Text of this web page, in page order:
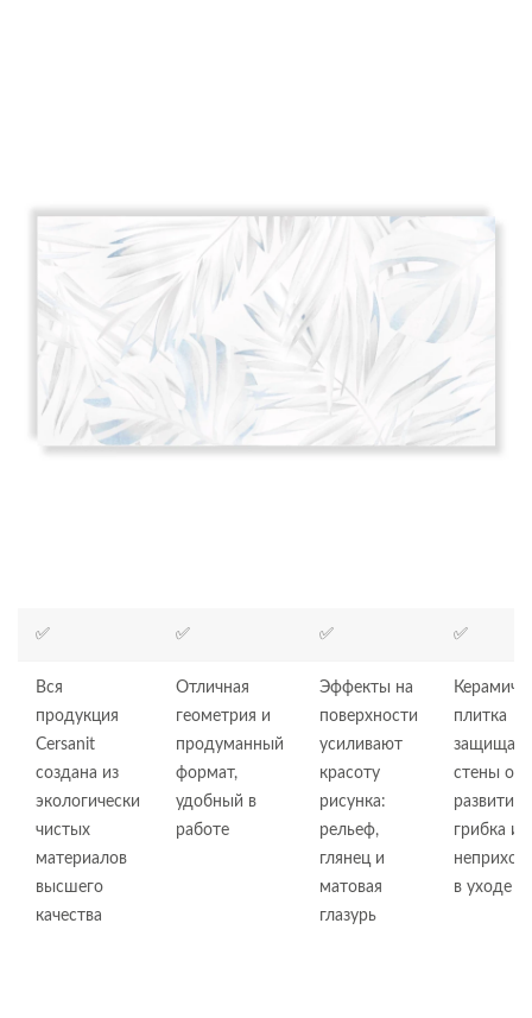
✅ ✅ ✅ ✅
Вся
продукция
Cersanit
создана из
экологически
чистых
материалов
высшего
качества
Отличная
геометрия и
продуманный
формат,
удобный в
работе
Эффекты на
поверхности
усиливают
красоту
рисунка:
рельеф,
глянец и
матовая
глазурь
плитка
защищает
стены от
развития
грибка и
в уходе